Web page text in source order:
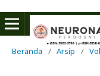
Beranda / Arsip /